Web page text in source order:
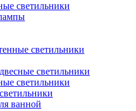
светильники
светильники
светильники
светильники
ванной